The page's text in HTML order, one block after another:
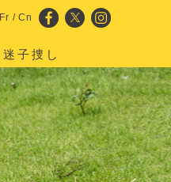
Fr /Cn
迷子捜し